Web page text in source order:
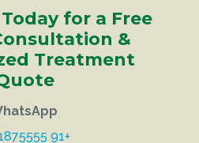
for a Free
&
Treatment
+91 9071875555